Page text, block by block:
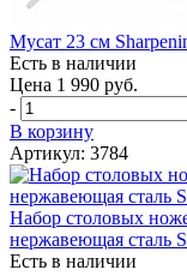
Мусат 23 см
Есть в наличии
Цена 1 990 руб.
-
В корзину
Артикул: 3784
Набор столовых
нержавеющая сталь
Есть в наличии